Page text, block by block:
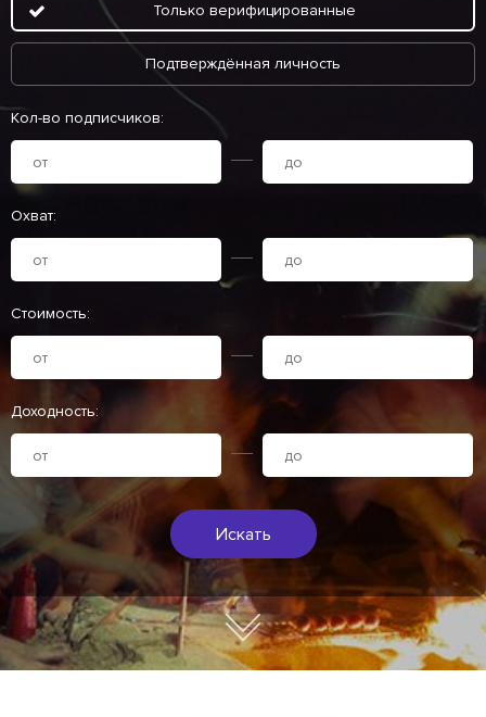
Только верифицированные
Подтверждённая личность
Кол-во подписчиков:
Охват:
Стоимость:
Доходность:
Искать